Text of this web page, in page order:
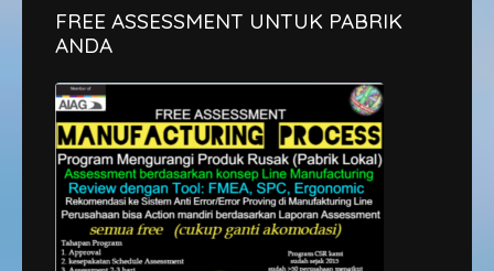
FREE ASSESSMENT UNTUK PABRIK
ANDA